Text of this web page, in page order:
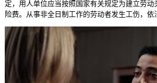
定，用人单位应当按照国家有关规定为建立劳
险费。从事非全日制工作的劳动者发生工伤，依